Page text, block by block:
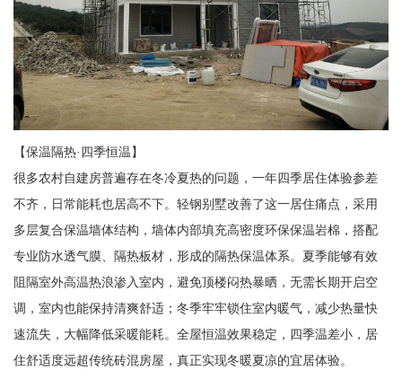
【保温隔热·四季恒温】
很多农村自建房普遍存在冬冷夏热的问题，一年四季居住体验参差
不齐，日常能耗也居高不下。轻钢别墅改善了这一居住痛点，采用
多层复合保温墙体结构，墙体内部填充高密度环保保温岩棉，搭配
专业防水透气膜、隔热板材，形成的隔热保温体系。夏季能够有效
阻隔室外高温热浪渗入室内，避免顶楼闷热暴晒，无需长期开启空
调，室内也能保持清爽舒适；冬季牢牢锁住室内暖气，减少热量快
速流失，大幅降低采暖能耗。全屋恒温效果稳定，四季温差小，居
住舒适度远超传统砖混房屋，真正实现冬暖夏凉的宜居体验。